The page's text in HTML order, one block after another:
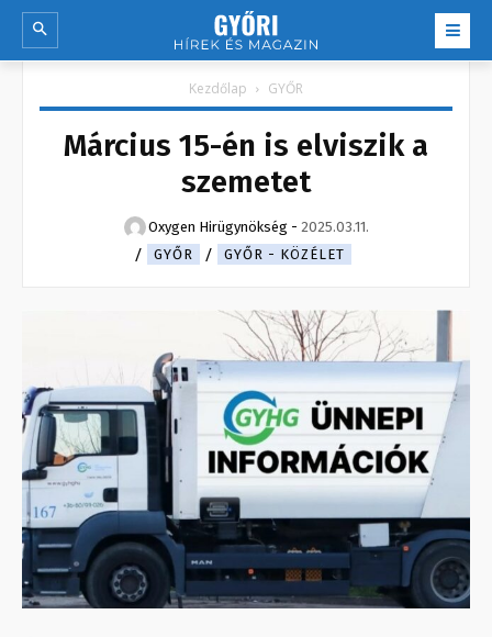
Kezdőlap GYŐR
Március 15-én is elviszik a
szemetet
Oxygen Hirügynökség - 2025.03.11.
GYŐR
GYŐR - KÖZÉLET